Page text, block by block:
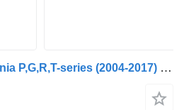
1888966 crijevo za Scania P,G,R,T-series (2004-2017) tegljača